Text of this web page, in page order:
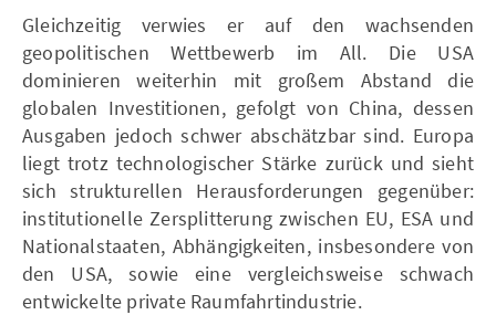
Gleichzeitig verwies er auf den wachsenden
geopolitischen Wettbewerb im All. Die USA
dominieren weiterhin mit großem Abstand die
globalen Investitionen, gefolgt von China, dessen
Ausgaben jedoch schwer abschätzbar sind. Europa
liegt trotz technologischer Stärke zurück und sieht
sich strukturellen Herausforderungen gegenüber:
institutionelle Zersplitterung zwischen EU, ESA und
Nationalstaaten, Abhängigkeiten, insbesondere von
den USA, sowie eine vergleichsweise schwach
entwickelte private Raumfahrtindustrie.